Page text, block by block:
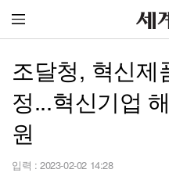
조달청, 혁신제
정...혁신기업
원
입력 : 2023-02-02 14:28